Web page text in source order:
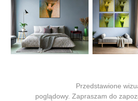
Przedstawione
poglądowy. Zapraszam do